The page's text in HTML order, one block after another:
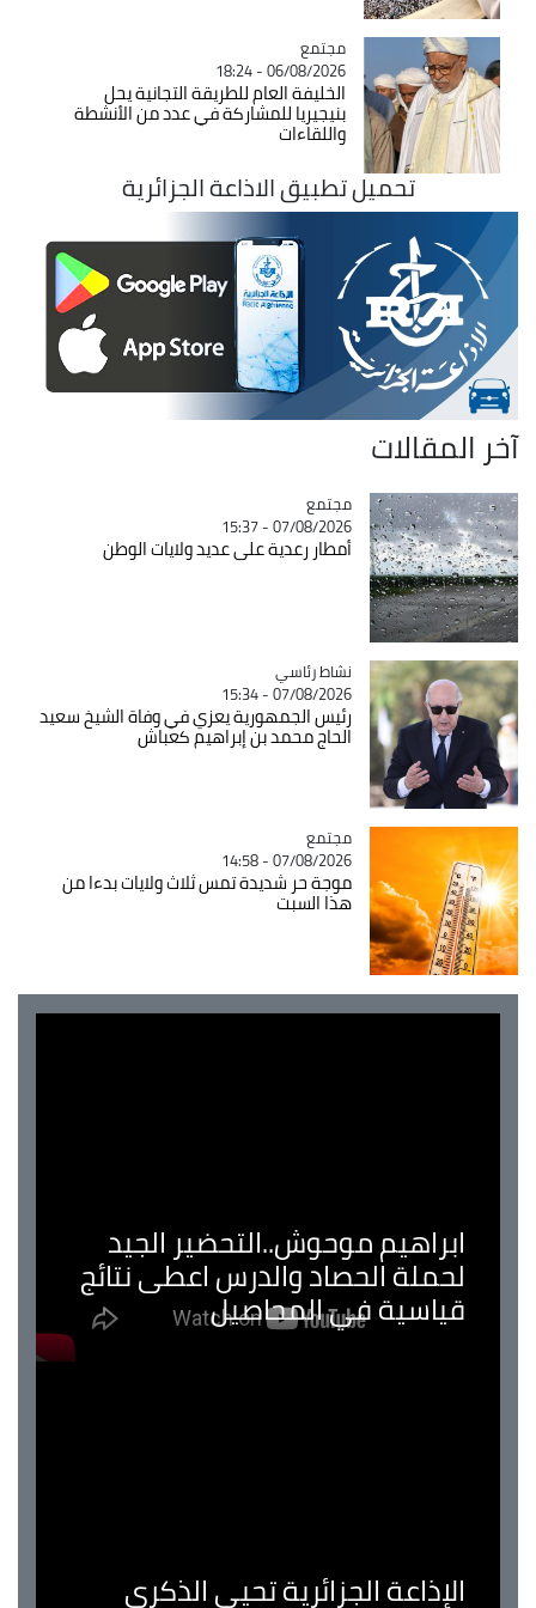
Catégorie
مجتمع
06/08/2026 - 18:24
الخليفة العام للطريقة التجانية يحل
بنيجيريا للمشاركة في عدد من الأنشطة
واللقاءات
تحميل تطبيق الاذاعة الجزائرية
آخر المقالات
Catégorie
مجتمع
07/08/2026 - 15:37
أمطار رعدية على عديد ولايات الوطن
Catégorie
نشاط رئاسي
07/08/2026 - 15:34
رئيس الجمهورية يعزي في وفاة الشيخ سعيد
الحاج محمد بن إبراهيم كعباش
Catégorie
مجتمع
07/08/2026 - 14:58
موجة حر شديدة تمس ثلاث ولايات بدءا من
هذا السبت
ابراهيم موحوش..التحضير الجيد
لحملة الحصاد والدرس اعطى نتائج
قياسية في المحاصيل
الإذاعة الجزائرية تحيي الذكرى